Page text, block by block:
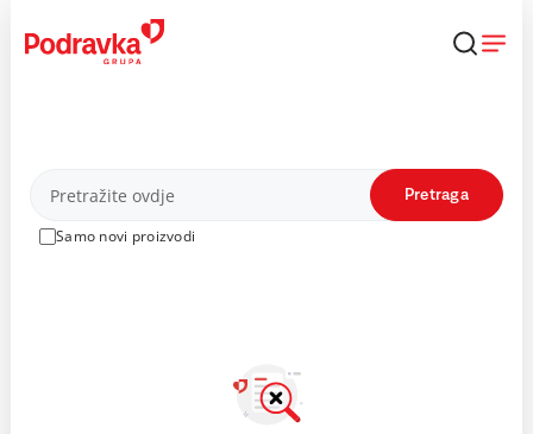
content
Proizvodi
Samo novi proizvodi
Pretraga